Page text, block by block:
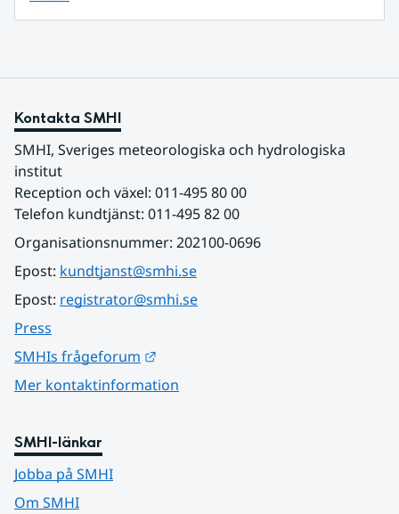
Kontakta SMHI
SMHI, Sveriges meteorologiska och hydrologiska
institut
Reception och växel: 011-495 80 00
Telefon kundtjänst: 011-495 82 00
Organisationsnummer: 202100-0696
Epost: kundtjanst@smhi.se
Epost: registrator@smhi.se
Press
SMHIs frågeforum
Mer kontaktinformation
SMHI-länkar
Jobba på SMHI
Om SMHI